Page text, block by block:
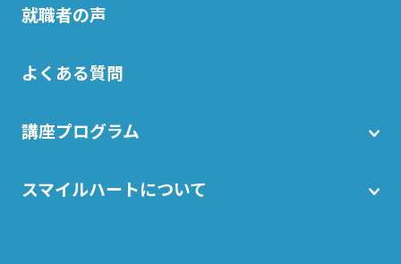
就職者の声
よくある質問
講座プログラム
スマイルハートについて